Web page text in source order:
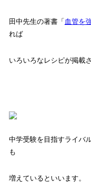
田中先生の著書「 血管を
れば
いろいろなレシピが掲載
中学受験を目指すライバ
も
増えているといいます。